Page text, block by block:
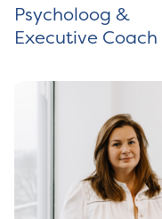
Psycholoog &
Executive Coach